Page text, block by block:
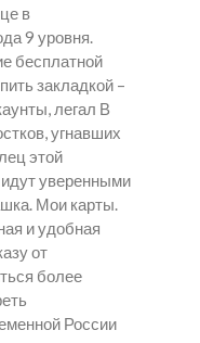
в
9 уровня.
бесплатной
закладкой –
легал В
угнавших
этой
уверенными
Мои карты.
и удобная
от
более
России